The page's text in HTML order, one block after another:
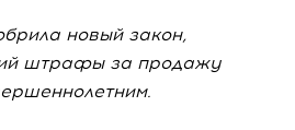
новый закон,
штрафы за продажу